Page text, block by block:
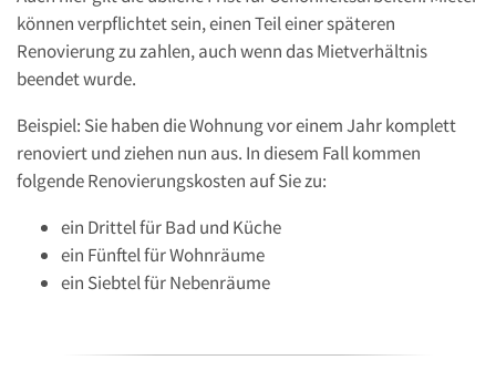
können verpflichtet sein, einen Teil einer späteren
Renovierung zu zahlen, auch wenn das Mietverhältnis
beendet wurde.
Beispiel: Sie haben die Wohnung vor einem Jahr komplett
renoviert und ziehen nun aus. In diesem Fall kommen
folgende Renovierungskosten auf Sie zu:
ein Drittel für Bad und Küche
ein Fünftel für Wohnräume
ein Siebtel für Nebenräume